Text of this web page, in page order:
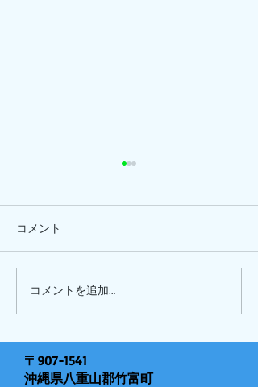
ピナイ半日+釣りツアー
コメント
コメントを追加…
〒907-1541
沖縄県八重山郡竹富町